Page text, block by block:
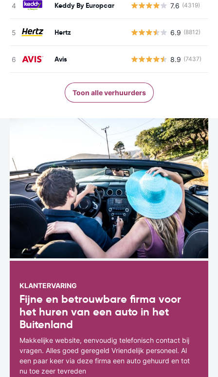
Keddy By Europcar 7.6 (4319)
Hertz 6.9 (8812)
Avis 8.9 (7437)
Toon alle verhuurders
KLANTERVARING
Fijne en betrouwbare firma voor
het huren van een auto in het
Buitenland
Makkelijke website, eenvoudig telefonisch contact bij
vragen. Alles goed geregeld Vriendelijk personeel. Al
een paar keer via deze firma een auto gehuurd en tot
nu toe zeer tevreden